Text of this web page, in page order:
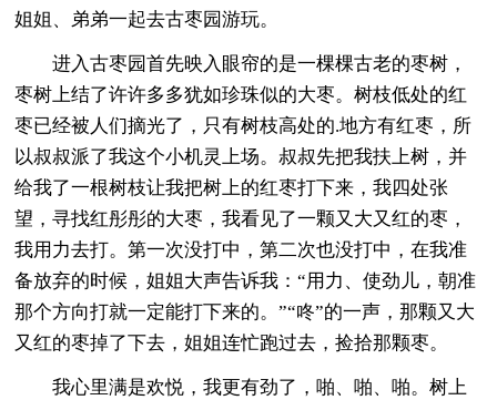
姐姐、弟弟一起去古枣园游玩。
进入古枣园首先映入眼帘的是一棵棵古老的枣树，
枣树上结了许许多多犹如珍珠似的大枣。树枝低处的红
枣已经被人们摘光了，只有树枝高处的.地方有红枣，所
以叔叔派了我这个小机灵上场。叔叔先把我扶上树，并
给我了一根树枝让我把树上的红枣打下来，我四处张
望，寻找红彤彤的大枣，我看见了一颗又大又红的枣，
我用力去打。第一次没打中，第二次也没打中，在我准
备放弃的时候，姐姐大声告诉我：“用力、使劲儿，朝准
那个方向打就一定能打下来的。”“咚”的一声，那颗又大
又红的枣掉了下去，姐姐连忙跑过去，捡拾那颗枣。
我心里满是欢悦，我更有劲了，啪、啪、啪。树上